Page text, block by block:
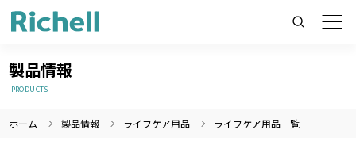
製品情報のみを検索
製品情報
PRODUCTS
ホーム 製品情報 ライフケア用品 ライフケア用品一覧